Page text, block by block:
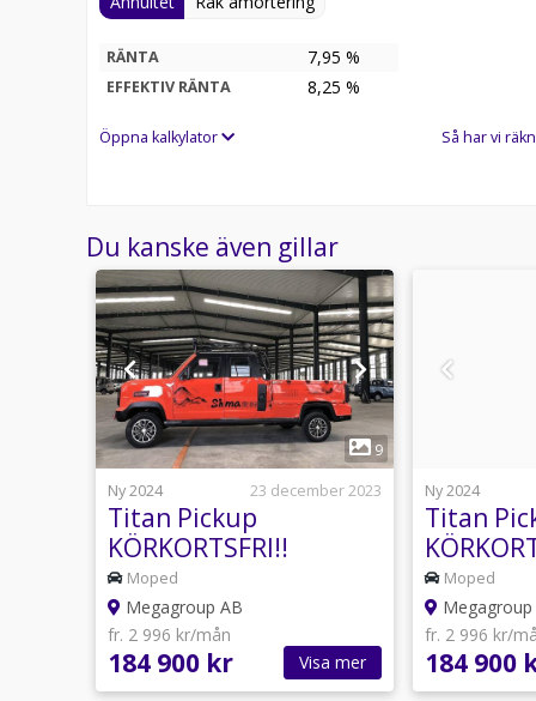
RÄNTA 7,95 %
EFFEKTIV RÄNTA 8,25 %
Öppna kalkylator Så har vi
Du kanske även gillar
9
Ny 2024
23 december 2023
Titan Pickup
KÖRKORTSFRI!!
Moped
Megagroup AB
fr. 2 996 kr/mån
184 900 kr Visa mer
Ny 2024
Titan
Moped
Megagroup
fr. 2 996 kr/
184 900